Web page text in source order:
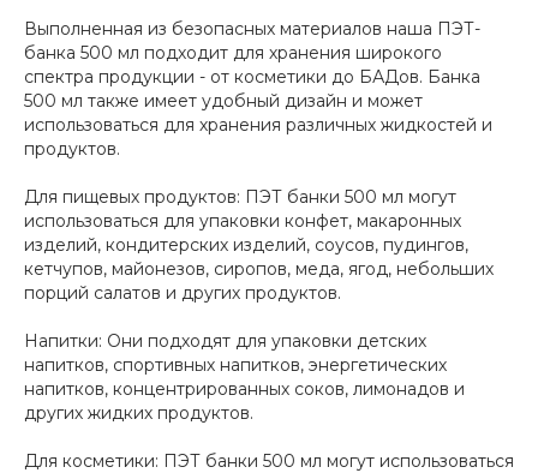
Выполненная из безопасных материалов наша ПЭТ-
банка 500 мл подходит для хранения широкого
спектра продукции - от косметики до БАДов. Банка
500 мл также имеет удобный дизайн и может
использоваться для хранения различных жидкостей и
продуктов.
Для пищевых продуктов: ПЭТ банки 500 мл могут
использоваться для упаковки конфет, макаронных
изделий, кондитерских изделий, соусов, пудингов,
кетчупов, майонезов, сиропов, меда, ягод, небольших
порций салатов и других продуктов.
Напитки: Они подходят для упаковки детских
напитков, спортивных напитков, энергетических
напитков, концентрированных соков, лимонадов и
других жидких продуктов.
Для косметики: ПЭТ банки 500 мл могут использоваться